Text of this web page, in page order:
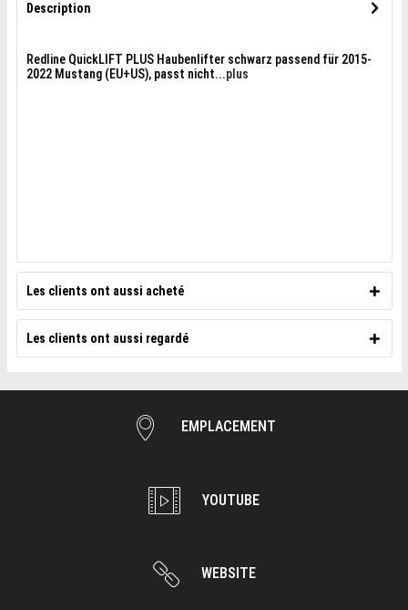
Description
Redline QuickLIFT PLUS Haubenlifter schwarz passend für 2015-
2022 Mustang (EU+US), passt nicht...plus
Les clients ont aussi acheté
Les clients ont aussi regardé
EMPLACEMENT
YOUTUBE
WEBSITE